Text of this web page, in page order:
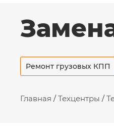
Ремонт грузовых КПП
Главная /Техцентры /